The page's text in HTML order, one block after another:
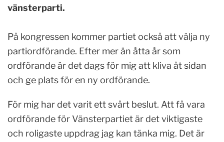
vänsterparti.
På kongressen kommer partiet också att välja ny
partiordförande. Efter mer än åtta år som
ordförande är det dags för mig att kliva åt sidan
och ge plats för en ny ordförande.
För mig har det varit ett svårt beslut. Att få vara
ordförande för Vänsterpartiet är det viktigaste
och roligaste uppdrag jag kan tänka mig. Det är